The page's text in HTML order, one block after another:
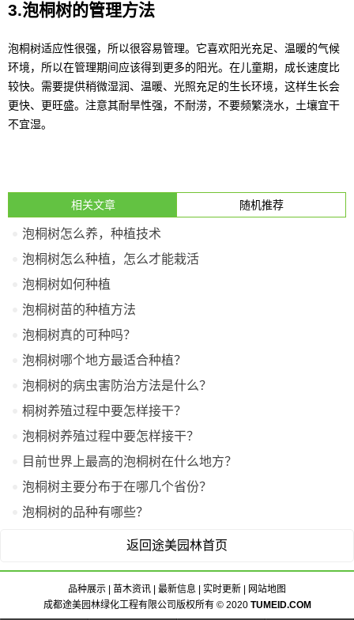
3.泡桐树的管理方法
泡桐树适应性很强，所以很容易管理。它喜欢阳光充足、温暖的气候
环境，所以在管理期间应该得到更多的阳光。在儿童期，成长速度比
较快。需要提供稍微湿润、温暖、光照充足的生长环境，这样生长会
更快、更旺盛。注意其耐旱性强，不耐涝，不要频繁浇水，土壤宜干
不宜湿。
相关文章 随机推荐
​泡桐树怎么养，种植技术
泡桐树怎么种植，怎么才能栽活
泡桐树如何种植
泡桐树苗的种植方法
泡桐树真的可种吗？
泡桐树哪个地方最适合种植？
泡桐树的病虫害防治方法是什么？
桐树养殖过程中要怎样接干？
泡桐树养殖过程中要怎样接干？
目前世界上最高的泡桐树在什么地方？
泡桐树主要分布于在哪几个省份？
泡桐树的品种有哪些？
返回途美园林首页
品种展示 苗木资讯 最新信息 实时更新
网站地图
成都途美园林绿化工程有限公司版权所有 © 2020 TUMEID.COM